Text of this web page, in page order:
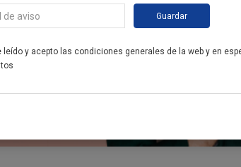
Guardar
leído y acepto las condiciones generales de la web y en